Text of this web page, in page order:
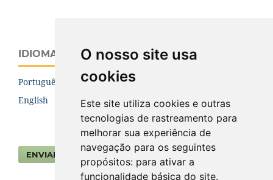
O nosso site usa
cookies
Este site utiliza cookies e outras
tecnologias de rastreamento para
melhorar sua experiência de
navegação para os seguintes
propósitos: para ativar a
funcionalidade básica do site.
IDIOMA
Português (Brasil)
English
ENVIAR SUBMISSÃO